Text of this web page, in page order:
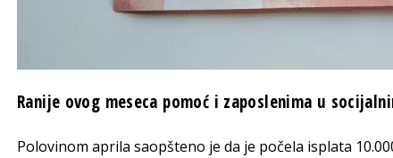
Ranije ovog meseca pomoć i zaposlenima u
Polovinom aprila saopšteno je da je počela isplata